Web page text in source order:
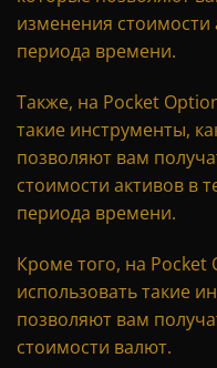
изменения стоимости
периода времени.
Также, на Pocket
такие инструменты,
позволяют вам
стоимости активов в
периода времени.
Кроме того, на
использовать такие
позволяют вам
стоимости валют.